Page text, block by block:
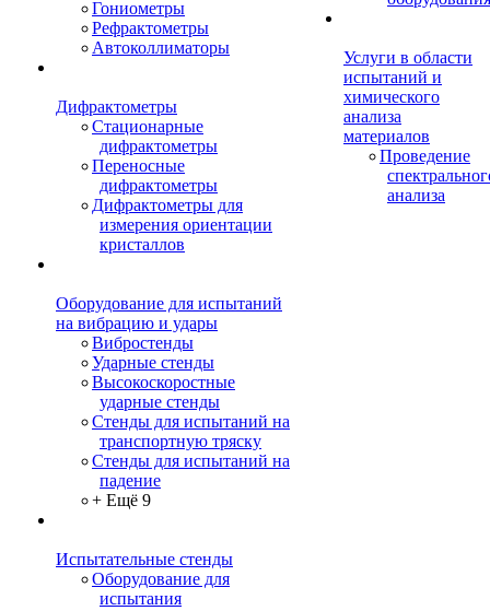
Гониометры
Рефрактометры
Автоколлиматоры
Дифрактометры
Стационарные
дифрактометры
Переносные
дифрактометры
Дифрактометры для
измерения ориентации
кристаллов
Оборудование для испытаний
на вибрацию и удары
Вибростенды
Ударные стенды
Высокоскоростные
ударные стенды
Стенды для испытаний на
транспортную тряску
Стенды для испытаний на
падение
+ Ещё 9
Испытательные стенды
Оборудование для
испытания
Услуги в области
испытаний и
химического
анализа
материалов
Проведение
анализа